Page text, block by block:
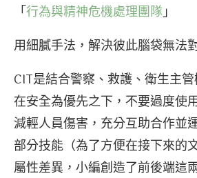
「行為與精神危機處理團隊」
用細膩手法，解決彼此腦袋無法
CIT是結合警察、救護、衛生主
在安全為優先之下，不要過度使
減輕人員傷害，充分互助合作並
部分技能（為了方便在接下來的
屬性差異，小編創造了前後端這